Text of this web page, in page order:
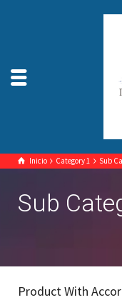
Inicio Category 1 Sub
Sub
Product With